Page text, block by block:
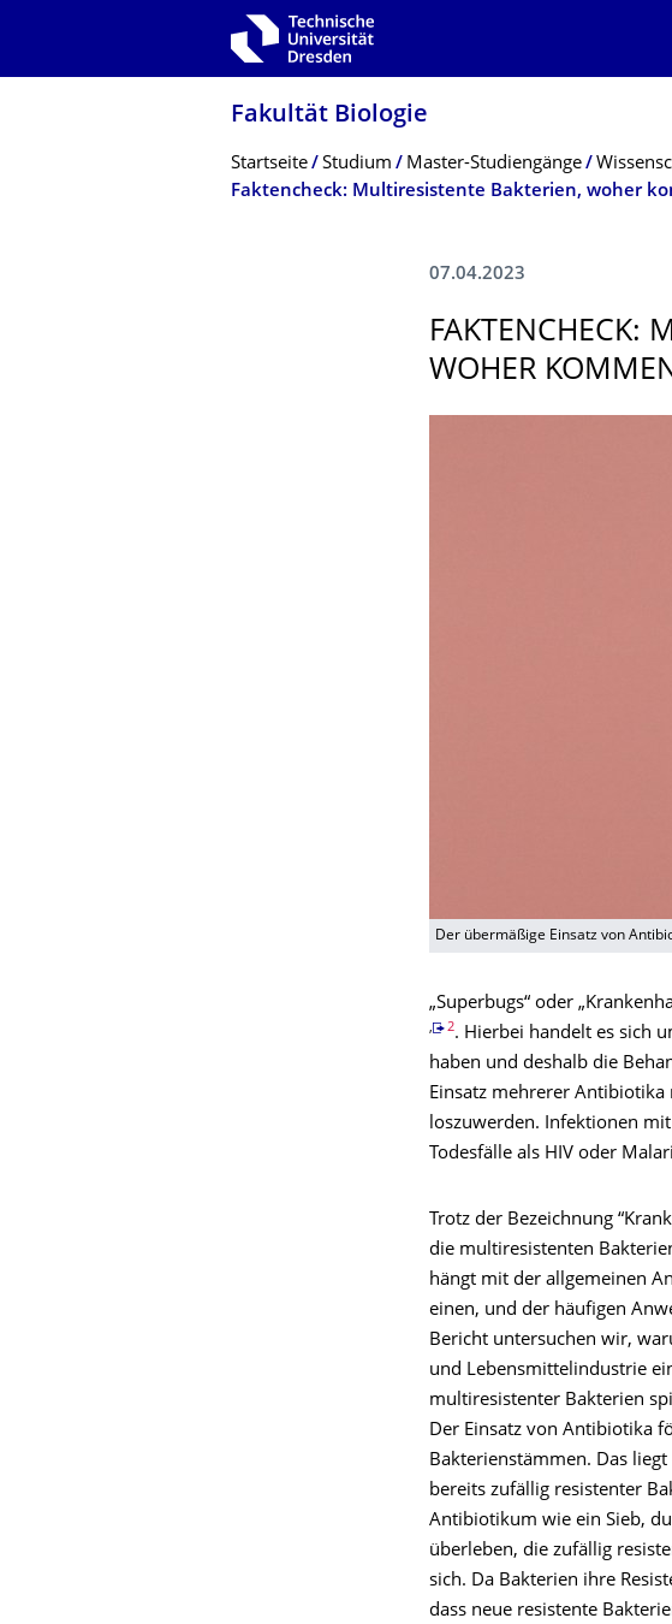
Zur Hauptnavigation springen
Fakultät Biologie
Breadcrumb-Menü
Startseite Studium Master-Studiengänge
Faktencheck: Multiresistente Bakterien, woher
07.04.2023
FAKTENCHECK:
WOHER
Der übermäßige Einsatz von
„Superbugs“ oder
, 2. Hierbei handelt es sich
haben und deshalb die
Einsatz mehrerer
loszuwerden. Infektionen
Todesfälle als HIV oder
Trotz der Bezeichnung
die multiresistenten
hängt mit der allgemeinen
einen, und der häufigen
Bericht untersuchen wir,
und Lebensmittelindustrie
multiresistenter Bakterien
Der Einsatz von Antibiotika
Bakterienstämmen. Das
bereits zufällig resistenter
Antibiotikum wie ein Sieb,
überleben, die zufällig
sich. Da Bakterien ihre
dass neue resistente